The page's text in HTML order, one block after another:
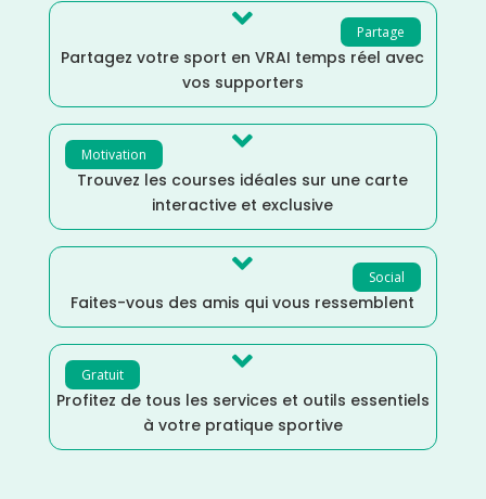
Partage

Partagez votre sport en VRAI temps réel avec
vos supporters
Motivation 
Trouvez les courses idéales sur une carte
interactive et exclusive
Social

Faites-vous des amis qui vous ressemblent
Gratuit 
Profitez de tous les services et outils essentiels
à votre pratique sportive